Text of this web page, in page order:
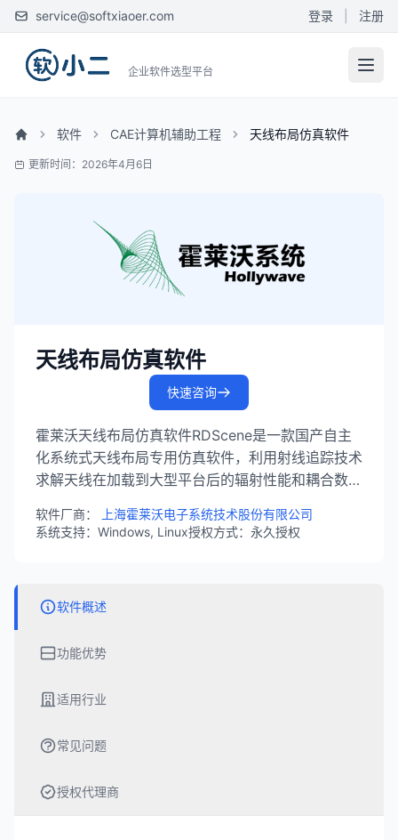
service@softxiaoer.com 登录 注册
企业软件选型平台
软件 CAE计算机辅助工程 天线布局仿真软件
更新时间：2026年4月6日
天线布局仿真软件
快速咨询
霍莱沃天线布局仿真软件RDScene是一款国产自主
化系统式天线布局专用仿真软件，利用射线追踪技术
求解天线在加载到大型平台后的辐射性能和耦合数
问题计算，适用于大型通讯系统的EMC分析。
软件厂商：
上海霍莱沃电子系统技术股份有限公司
系统支持：Windows, Linux授权方式：永久授权
软件概述
功能优势
适用行业
常见问题
授权代理商